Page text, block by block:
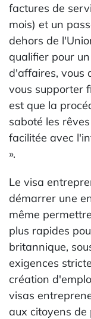
factures de
mois) et un
dehors de
qualifier pour
d'affaires, vous
vous supporter
est que la
saboté les
facilitée avec
».
Le visa
démarrer une
même
plus rapides
britannique,
exigences
création
visas
aux citoyens de